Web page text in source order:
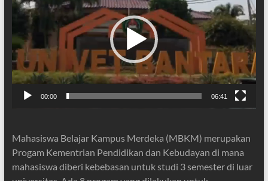
00:00 06:41
Mahasiswa Belajar Kampus Merdeka (MBKM) merupakan
Progam Kementrian Pendidikan dan Kebudayan di mana
mahasiswa diberi kebebasan untuk studi 3 semester di luar